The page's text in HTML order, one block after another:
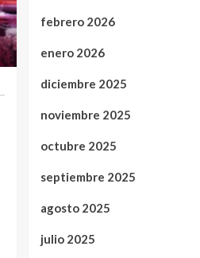
febrero 2026
enero 2026
diciembre 2025
noviembre 2025
octubre 2025
septiembre 2025
agosto 2025
julio 2025